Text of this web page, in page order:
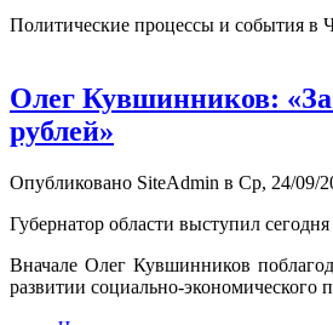
Политические процессы и события в
Олег Кувшинников: «За
рублей»
Опубликовано SiteAdmin в Ср, 24/09/
Губернатор области выступил
Вначале Олег Кувшинников
развитии социально-экономического